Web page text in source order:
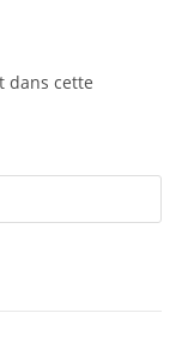
dans cette